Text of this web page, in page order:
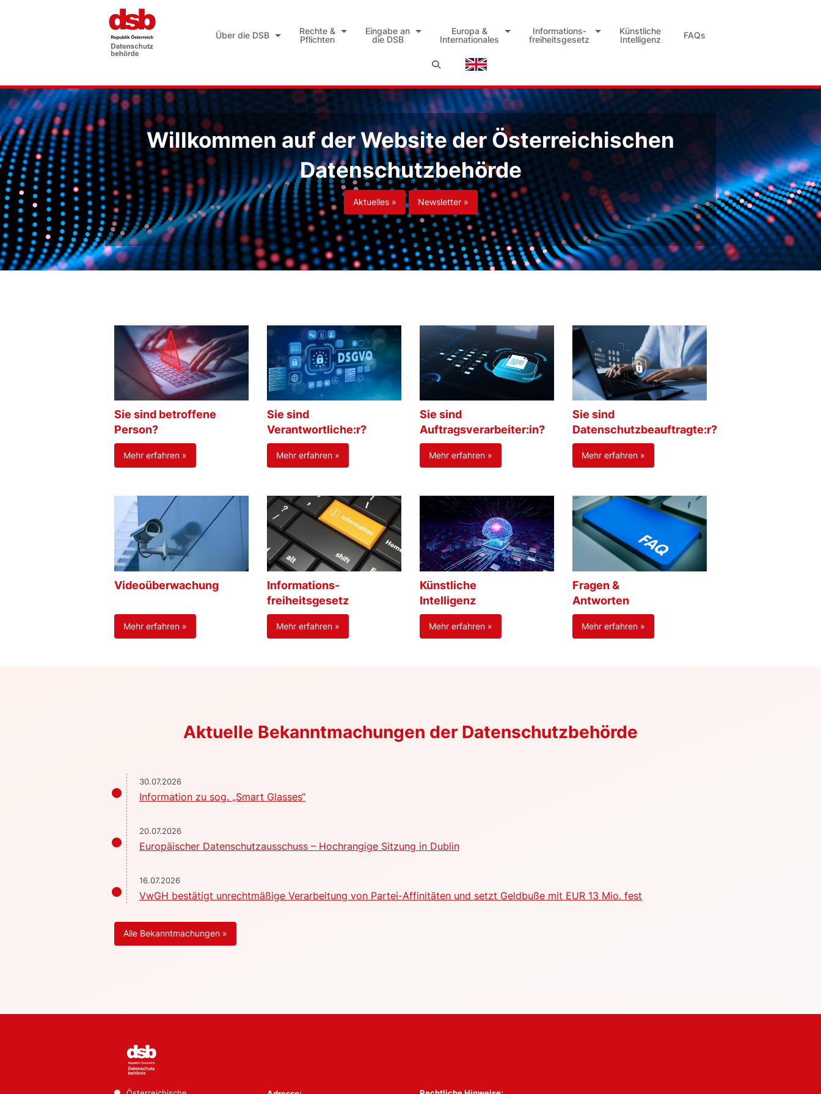
Über die DSB
Rechte &
Pflichten
Eingabe an
die DSB
Europa &
Internationales
Informations-
freiheitsgesetz
Künstliche
Intelligenz
FAQs
Willkommen auf der Website der Österreichischen
Datenschutzbehörde
Aktuelles » Newsletter »
Sie sind betroffene
Person?
Mehr erfahren »
Sie sind
Verantwortliche:r?
Mehr erfahren »
Sie sind
Auftragsverarbeiter:in?
Mehr erfahren »
Sie sind
Datenschutzbeauftragte:r?
Mehr erfahren »
Videoüberwachung
Mehr erfahren »
Informations-
freiheitsgesetz
Mehr erfahren »
Künstliche
Intelligenz
Mehr erfahren »
Fragen &
Antworten
Mehr erfahren »
Aktuelle Bekanntmachungen der Datenschutzbehörde
30.07.2026
Information zu sog. „Smart Glasses“
20.07.2026
Europäischer Datenschutzausschuss – Hochrangige Sitzung in Dublin
16.07.2026
VwGH bestätigt unrechtmäßige Verarbeitung von Partei-Affinitäten und setzt Geldbuße mit EUR 13 Mio. fest
Alle Bekanntmachungen »